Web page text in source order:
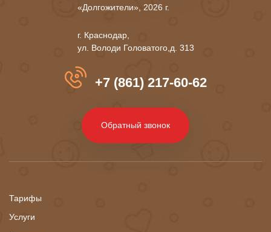
«Долгожители», 2026 г.
г. Краснодар,
ул. Володи Головатого,д. 313
+7 (861) 217-60-62
Обратный звонок
Тарифы
Услуги